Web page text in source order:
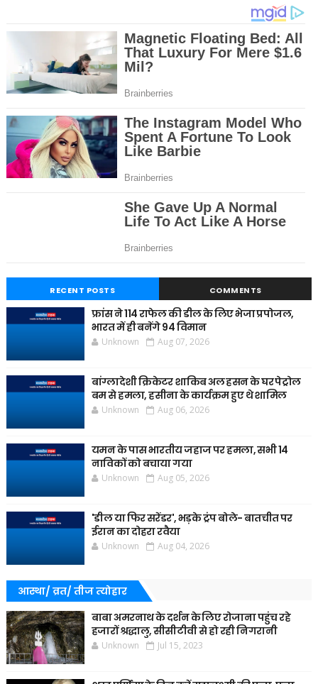
RECENT POSTS COMMENTS
फ्रांस ने 114 राफेल की डील के लिए भेजा प्रपोजल,
भारत में ही बनेंगे 94 विमान
Unknown Aug 07, 2026
बांग्लादेशी क्रिकेटर शाकिब अल हसन के घर पेट्रोल
बम से हमला, हसीना के कार्यक्रम हुए थे शामिल
Unknown Aug 06, 2026
यमन के पास भारतीय जहाज पर हमला, सभी 14
नाविकों को बचाया गया
Unknown Aug 05, 2026
'डील या फिर सरेंडर', भड़के ट्रंप बोले- बातचीत पर
ईरान का दोहरा रवैया
Unknown Aug 04, 2026
आस्था/ व्रत/ तीज त्‍योहार
बाबा अमरनाथ के दर्शन के लिए रोजाना पहुंच रहे
हजारों श्रद्धालु, सीसीटीवी से हो रही निगरानी
Unknown Jul 15, 2023